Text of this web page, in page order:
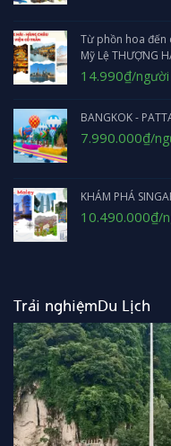
Từ phồn hoa đến
Mỹ Lệ THƯỢNG
Giá
1.790.000₫.
14.990₫Giá
hiện
là:
14.990₫.
/người
BANGKOK -
Giá
7.990.000₫Giá
hiện
/
KHÁM PHÁ
Giá
10.490.000₫/
Trải nghiệmDu Lịch